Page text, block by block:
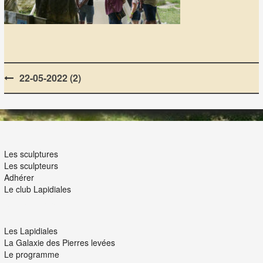
Post
navigation
22-05-2022 (2)
Les sculptures
Les sculpteurs
Adhérer
Le club Lapidiales
Les Lapidiales
La Galaxie des Pierres levées
Le programme